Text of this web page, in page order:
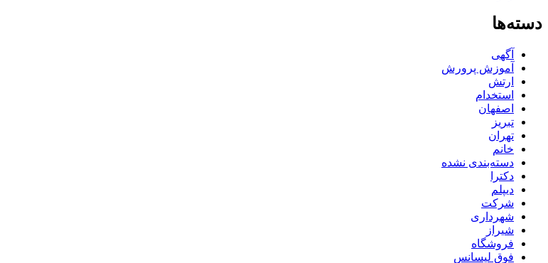
دسته‌ها
آگهی
آموزش پرورش
ارتش
استخدام
اصفهان
تبریز
تهران
خانم
دسته‌بندی نشده
دکترا
دیپلم
شرکت
شهرداری
شیراز
فروشگاه
فوق لیسانس